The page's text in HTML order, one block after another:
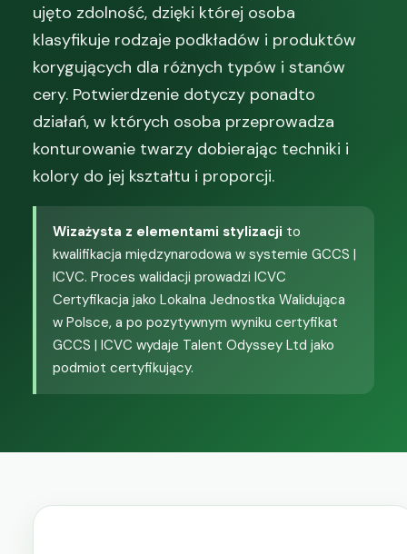
ujęto zdolność, dzięki której osoba
klasyfikuje rodzaje podkładów i produktów
korygujących dla różnych typów i stanów
cery. Potwierdzenie dotyczy ponadto
działań, w których osoba przeprowadza
konturowanie twarzy dobierając techniki i
kolory do jej kształtu i proporcji.
Wizażysta z elementami stylizacji to
kwalifikacja międzynarodowa w systemie GCCS |
ICVC. Proces walidacji prowadzi ICVC
Certyfikacja jako Lokalna Jednostka Walidująca
w Polsce, a po pozytywnym wyniku certyfikat
GCCS | ICVC wydaje Talent Odyssey Ltd jako
podmiot certyfikujący.